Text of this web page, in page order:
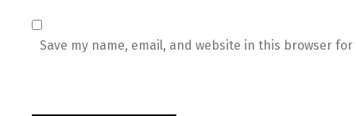
Save my name, email, and website in this browser